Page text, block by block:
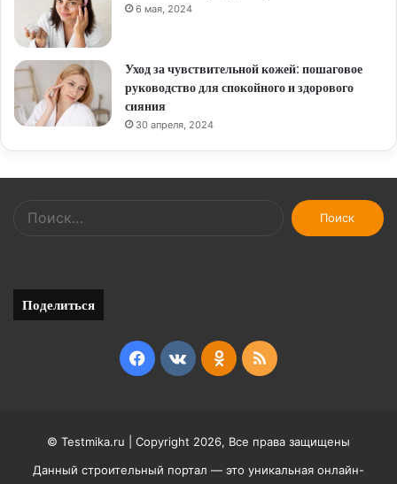
6 мая, 2024
Уход за чувствительной кожей: пошаговое
руководство для спокойного и здорового
сияния
30 апреля, 2024
Найти:
Поделиться
Facebook
vk.comOdnoklassniki
RSS
© Testmika.ru | Copyright 2026, Все права защищены
Данный строительный портал — это уникальная онлайн-